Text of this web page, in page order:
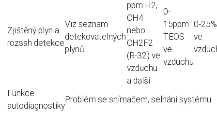
Zjištěný plyn a
rozsah detekce
Viz seznam
detekovatelných
plynů
ppm H2,
CH4
nebo
CH2F2
(R-32) ve
vzduchu
a další
0-
15ppm
TEOS
ve
vzduchu
0-
ve
Funkce
autodiagnostiky
Problém se snímačem, selhání systému